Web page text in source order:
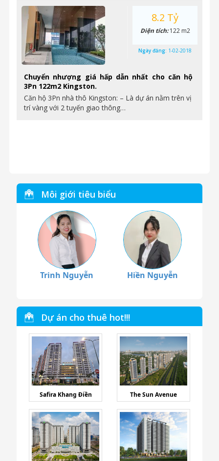
Chuyển nhượng giá hấp dẫn nhất cho căn hộ
3Pn 122m2 Kingston.
Căn hộ 3Pn nhà thô Kingston: – Là dự án nằm trên vị
trí vàng với 2 tuyến giao thông…
8.2 Tỷ
Diện tích:122 m2
Ngày đăng: 1-02-2018
Môi giới tiêu biểu
Trinh Nguyễn Hiền Nguyễn
Dự án cho thuê hot!!!
Safira Khang Điền The Sun Avenue